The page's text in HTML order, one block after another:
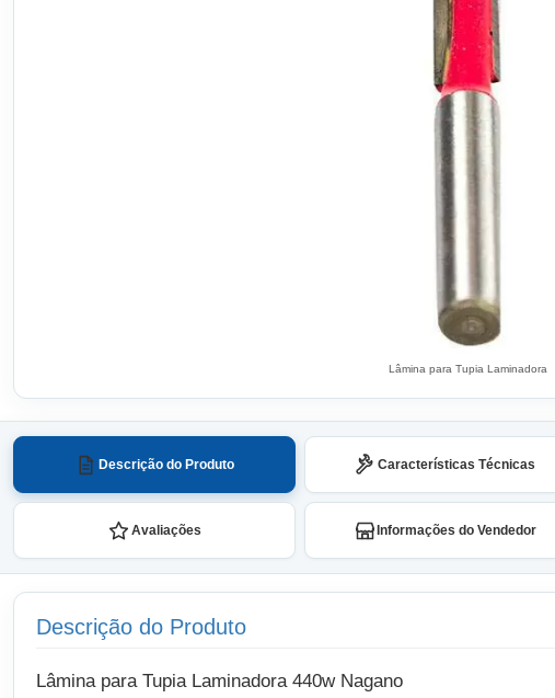
Lâmina para Tupia Laminadora
Descrição do Produto Características Técnicas
Avaliações Informações do Vendedor
Descrição do Produto
Lâmina para Tupia Laminadora 440w Nagano